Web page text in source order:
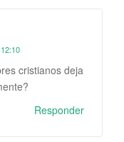
cristianos deja
Responder